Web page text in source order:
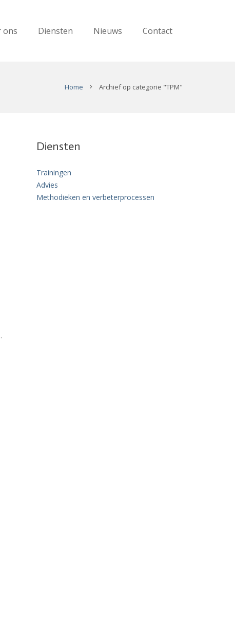
ons Diensten Nieuws Contact
Home Archief op categorie "TPM"
Diensten
Trainingen
Advies
Methodieken en verbeterprocessen